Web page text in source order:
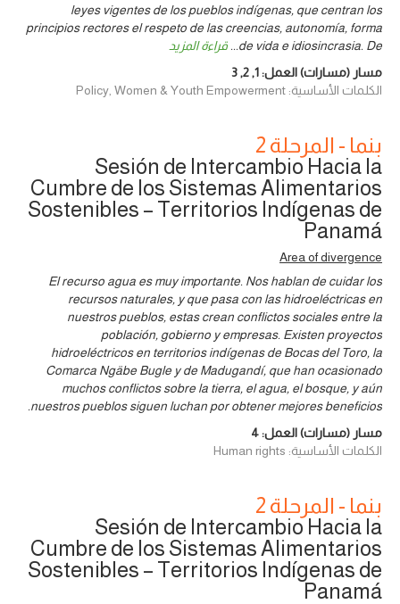
leyes vigentes de los pueblos indígenas, que centran los
principios rectores el respeto de las creencias, autonomía, forma
de vida e idiosincrasia. De
... قراءة المزيد
مسار (مسارات) العمل:1
,
2
,
3
الكلمات الأساسية: Policy, Women & Youth Empowerment
بنما - المرحلة 2
Sesión de Intercambio Hacia la
Cumbre de los Sistemas Alimentarios
Sostenibles – Territorios Indígenas de
Panamá
Area of divergence
El recurso agua es muy importante. Nos hablan de cuidar los
recursos naturales, y que pasa con las hidroeléctricas en
nuestros pueblos, estas crean conflictos sociales entre la
población, gobierno y empresas. Existen proyectos
hidroeléctricos en territorios indígenas de Bocas del Toro, la
Comarca Ngäbe Bugle y de Madugandí, que han ocasionado
muchos conflictos sobre la tierra, el agua, el bosque, y aún
nuestros pueblos siguen luchan por obtener mejores beneficios.
مسار (مسارات) العمل:4
الكلمات الأساسية: Human rights
بنما - المرحلة 2
Sesión de Intercambio Hacia la
Cumbre de los Sistemas Alimentarios
Sostenibles – Territorios Indígenas de
Panamá